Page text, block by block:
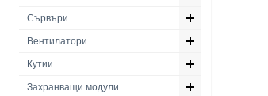
Сървъри
Вентилатори
Кутии
Захранващи модули